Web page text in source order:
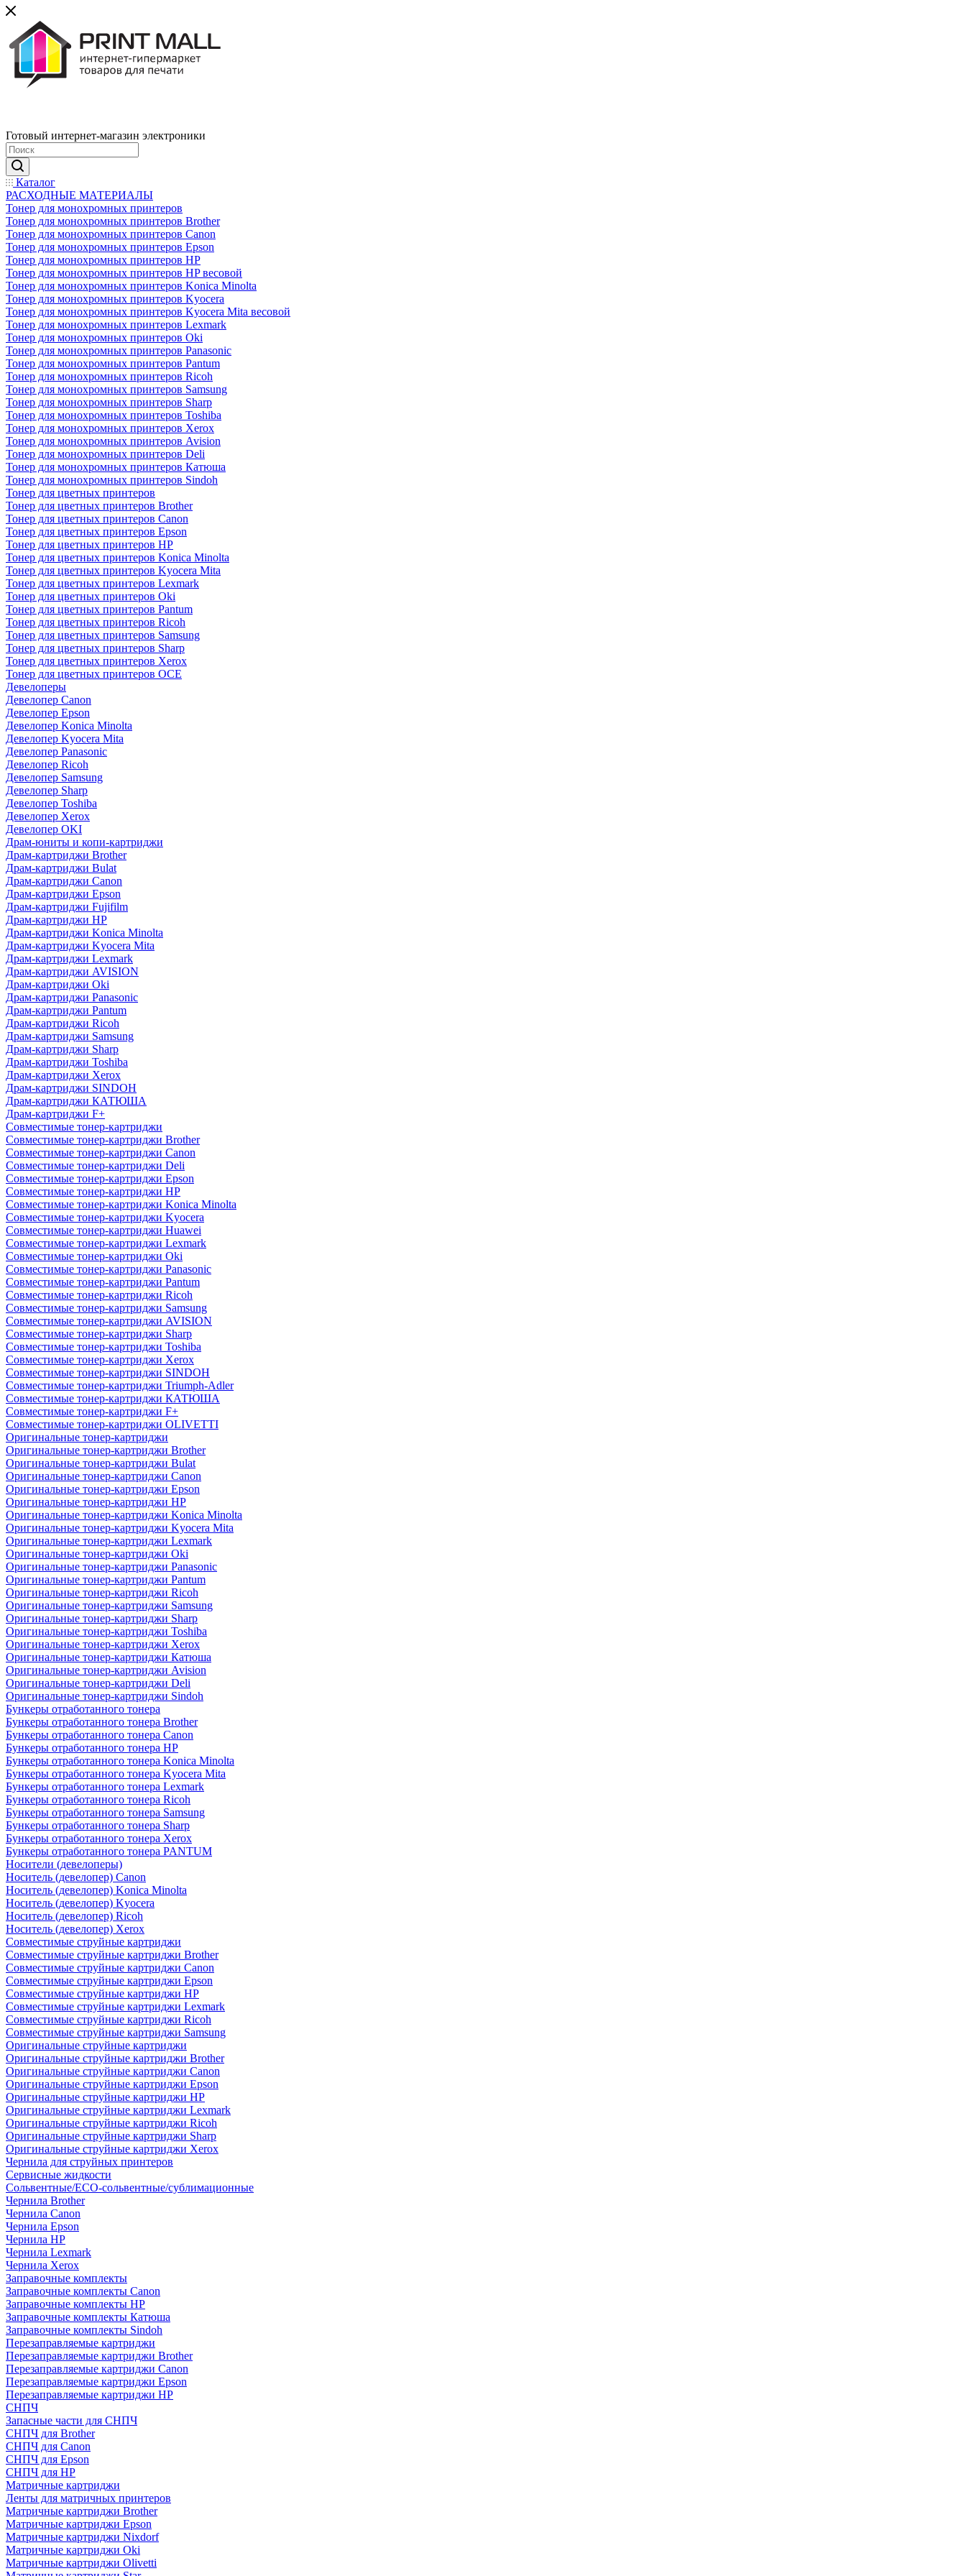
Готовый интернет-магазин электроники
Каталог
РАСХОДНЫЕ МАТЕРИАЛЫ
Тонер для монохромных принтеров
Тонер для монохромных принтеров Brother
Тонер для монохромных принтеров Canon
Тонер для монохромных принтеров Epson
Тонер для монохромных принтеров HP
Тонер для монохромных принтеров HP весовой
Тонер для монохромных принтеров Konica Minolta
Тонер для монохромных принтеров Kyocera
Тонер для монохромных принтеров Kyocera Mita весовой
Тонер для монохромных принтеров Lexmark
Тонер для монохромных принтеров Oki
Тонер для монохромных принтеров Panasonic
Тонер для монохромных принтеров Pantum
Тонер для монохромных принтеров Ricoh
Тонер для монохромных принтеров Samsung
Тонер для монохромных принтеров Sharp
Тонер для монохромных принтеров Toshiba
Тонер для монохромных принтеров Xerox
Тонер для монохромных принтеров Avision
Тонер для монохромных принтеров Deli
Тонер для монохромных принтеров Катюша
Тонер для монохромных принтеров Sindoh
Тонер для цветных принтеров
Тонер для цветных принтеров Brother
Тонер для цветных принтеров Canon
Тонер для цветных принтеров Epson
Тонер для цветных принтеров HP
Тонер для цветных принтеров Konica Minolta
Тонер для цветных принтеров Kyocera Mita
Тонер для цветных принтеров Lexmark
Тонер для цветных принтеров Oki
Тонер для цветных принтеров Pantum
Тонер для цветных принтеров Ricoh
Тонер для цветных принтеров Samsung
Тонер для цветных принтеров Sharp
Тонер для цветных принтеров Xerox
Тонер для цветных принтеров OCE
Девелоперы
Девелопер Canon
Девелопер Epson
Девелопер Konica Minolta
Девелопер Kyocera Mita
Девелопер Panasonic
Девелопер Ricoh
Девелопер Samsung
Девелопер Sharp
Девелопер Toshiba
Девелопер Xerox
Девелопер OKI
Драм-юниты и копи-картриджи
Драм-картриджи Brother
Драм-картриджи Bulat
Драм-картриджи Canon
Драм-картриджи Epson
Драм-картриджи Fujifilm
Драм-картриджи HP
Драм-картриджи Konica Minolta
Драм-картриджи Kyocera Mita
Драм-картриджи Lexmark
Драм-картриджи AVISION
Драм-картриджи Oki
Драм-картриджи Panasonic
Драм-картриджи Pantum
Драм-картриджи Ricoh
Драм-картриджи Samsung
Драм-картриджи Sharp
Драм-картриджи Toshiba
Драм-картриджи Xerox
Драм-картриджи SINDOH
Драм-картриджи КАТЮША
Драм-картриджи F+
Совместимые тонер-картриджи
Совместимые тонер-картриджи Brother
Совместимые тонер-картриджи Canon
Совместимые тонер-картриджи Deli
Совместимые тонер-картриджи Epson
Совместимые тонер-картриджи HP
Совместимые тонер-картриджи Konica Minolta
Совместимые тонер-картриджи Kyocera
Совместимые тонер-картриджи Huawei
Совместимые тонер-картриджи Lexmark
Совместимые тонер-картриджи Oki
Совместимые тонер-картриджи Panasonic
Совместимые тонер-картриджи Pantum
Совместимые тонер-картриджи Ricoh
Совместимые тонер-картриджи Samsung
Совместимые тонер-картриджи AVISION
Совместимые тонер-картриджи Sharp
Совместимые тонер-картриджи Toshiba
Совместимые тонер-картриджи Xerox
Совместимые тонер-картриджи SINDOH
Совместимые тонер-картриджи Triumph-Adler
Совместимые тонер-картриджи КАТЮША
Совместимые тонер-картриджи F+
Совместимые тонер-картриджи OLIVETTI
Оригинальные тонер-картриджи
Оригинальные тонер-картриджи Brother
Оригинальные тонер-картриджи Bulat
Оригинальные тонер-картриджи Canon
Оригинальные тонер-картриджи Epson
Оригинальные тонер-картриджи HP
Оригинальные тонер-картриджи Konica Minolta
Оригинальные тонер-картриджи Kyocera Mita
Оригинальные тонер-картриджи Lexmark
Оригинальные тонер-картриджи Oki
Оригинальные тонер-картриджи Panasonic
Оригинальные тонер-картриджи Pantum
Оригинальные тонер-картриджи Ricoh
Оригинальные тонер-картриджи Samsung
Оригинальные тонер-картриджи Sharp
Оригинальные тонер-картриджи Toshiba
Оригинальные тонер-картриджи Xerox
Оригинальные тонер-картриджи Катюша
Оригинальные тонер-картриджи Avision
Оригинальные тонер-картриджи Deli
Оригинальные тонер-картриджи Sindoh
Бункеры отработанного тонера
Бункеры отработанного тонера Brother
Бункеры отработанного тонера Canon
Бункеры отработанного тонера HP
Бункеры отработанного тонера Konica Minolta
Бункеры отработанного тонера Kyocera Mita
Бункеры отработанного тонера Lexmark
Бункеры отработанного тонера Ricoh
Бункеры отработанного тонера Samsung
Бункеры отработанного тонера Sharp
Бункеры отработанного тонера Xerox
Бункеры отработанного тонера PANTUM
Носители (девелоперы)
Носитель (девелопер) Canon
Носитель (девелопер) Konica Minolta
Носитель (девелопер) Kyocera
Носитель (девелопер) Ricoh
Носитель (девелопер) Xerox
Совместимые струйные картриджи
Совместимые струйные картриджи Brother
Совместимые струйные картриджи Canon
Совместимые струйные картриджи Epson
Совместимые струйные картриджи HP
Совместимые струйные картриджи Lexmark
Совместимые струйные картриджи Ricoh
Совместимые струйные картриджи Samsung
Оригинальные струйные картриджи
Оригинальные струйные картриджи Brother
Оригинальные струйные картриджи Canon
Оригинальные струйные картриджи Epson
Оригинальные струйные картриджи HP
Оригинальные струйные картриджи Lexmark
Оригинальные струйные картриджи Ricoh
Оригинальные струйные картриджи Sharp
Оригинальные струйные картриджи Xerox
Чернила для струйных принтеров
Сервисные жидкости
Сольвентные/ECO-сольвентные/сублимационные
Чернила Brother
Чернила Canon
Чернила Epson
Чернила HP
Чернила Lexmark
Чернила Xerox
Заправочные комплекты
Заправочные комплекты Canon
Заправочные комплекты HP
Заправочные комплекты Катюша
Заправочные комплекты Sindoh
Перезаправляемые картриджи
Перезаправляемые картриджи Brother
Перезаправляемые картриджи Canon
Перезаправляемые картриджи Epson
Перезаправляемые картриджи HP
СНПЧ
Запасные части для СНПЧ
СНПЧ для Brother
СНПЧ для Canon
СНПЧ для Epson
СНПЧ для HP
Матричные картриджи
Ленты для матричных принтеров
Матричные картриджи Brother
Матричные картриджи Epson
Матричные картриджи Nixdorf
Матричные картриджи Oki
Матричные картриджи Olivetti